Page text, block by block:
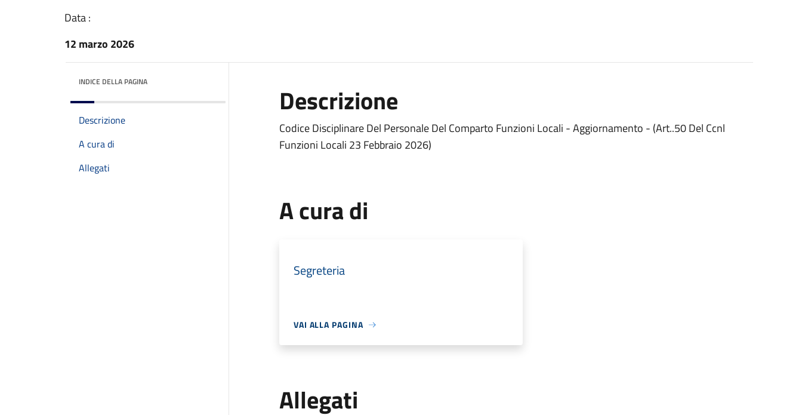
Data :
12 marzo 2026
INDICE DELLA PAGINA
Descrizione
A cura di
Allegati
Descrizione
Codice Disciplinare Del Personale Del Comparto Funzioni Locali - Aggiornamento - (Art..50 Del Ccnl
Funzioni Locali 23 Febbraio 2026)
A cura di
Segreteria
VAI ALLA PAGINA
Allegati